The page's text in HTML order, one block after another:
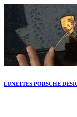
LUNETTES PORSCHE